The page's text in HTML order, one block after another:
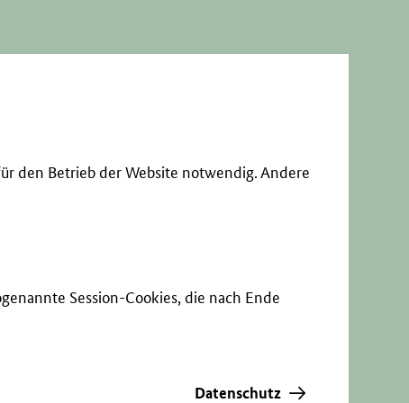
den Betrieb der Website notwendig. Andere
Session-Cookies, die nach Ende
Datenschutz